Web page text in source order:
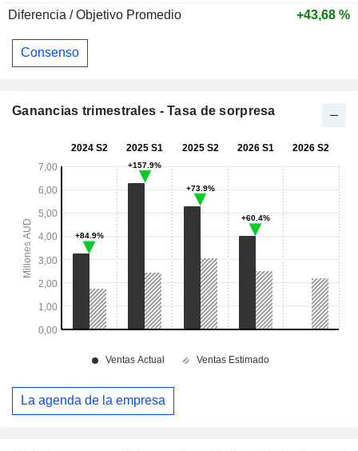
Diferencia / Objetivo Promedio
+43,68 %
Consenso
Ganancias trimestrales - Tasa de sorpresa
La agenda de la empresa